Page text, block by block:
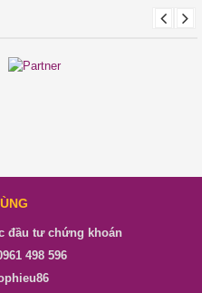
đầu tư chứng khoán
498 596